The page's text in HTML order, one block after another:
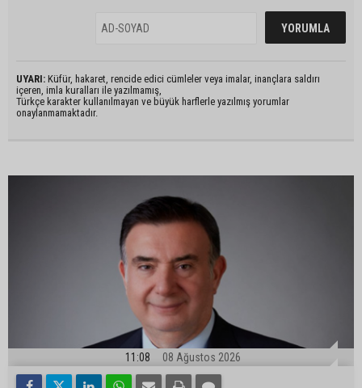
UYARI: Küfür, hakaret, rencide edici cümleler veya imalar, inançlara saldırı
içeren, imla kuralları ile yazılmamış,
Türkçe karakter kullanılmayan ve büyük harflerle yazılmış yorumlar
onaylanmamaktadır.
11:08 08 Ağustos 2026